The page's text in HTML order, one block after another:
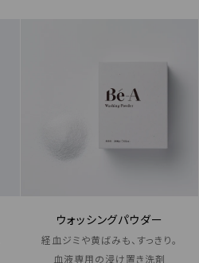
ウォッシングパウダー
経血ジミや黄ばみも、すっきり。
血液専用の浸け置き洗剤